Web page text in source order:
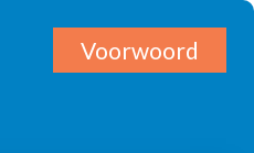
Voorwoord